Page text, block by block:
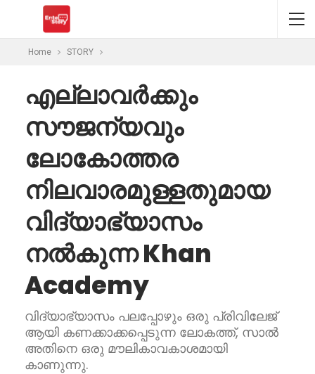
Home STORY
എല്ലാവർക്കും
സൗജന്യവും
ലോകോത്തര
നിലവാരമുള്ളതുമായ
വിദ്യാഭ്യാസം
നൽകുന്ന Khan
Academy
വിദ്യാഭ്യാസം പലപ്പോഴും ഒരു പ്രിവിലേജ്
ആയി കണക്കാക്കപ്പെടുന്ന ലോകത്ത്, സാൽ
അതിനെ ഒരു മൗലികാവകാശമായി
കാണുന്നു.